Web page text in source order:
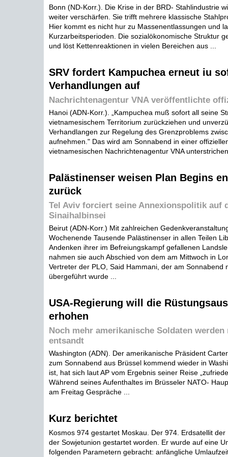
Bonn (ND-Korr.). Die Krise in der BRD- Stahlindustrie
weiter verschärfen. Sie trifft mehrere klassische
Hier kommt es nicht hur zu Massenentlassungen und
Kurzarbeitsperioden. Die sozialökonomische Struktur
und löst Kettenreaktionen in vielen Bereichen aus ...
SRV fordert Kampuchea erneut iu
Verhandlungen auf
Nachrichtenagentur VNA veröffentlichte
Hanoi (ADN-Korr.). „Kampuchea muß sofort all seine
vietnamesischem Territorium zurückziehen und
Verhandlangen zur Regelung des Grenzproblems
aufnehmen." Das wird am Sonnabend in einer
vietnamesischen Nachrichtenagentur VNA
Palästinenser weisen Plan Begins
zurück
Tel Aviv forciert seine Annexionspolitik auf
Sinaihalbinsei
Beirut (ADN-Korr.) Mit zahlreichen
Wochenende Tausende Palästinenser in allen Teilen
Andenken ihrer im Befreiungskampf gefallenen
nahmen sie auch Abschied von dem am Mittwoch in
Vertreter der PLO, Said Hammani, der am Sonnabend
übergeführt wurde ...
USA-Regierung will die
erhohen
Noch mehr amerikanische Soldaten werden
entsandt
Washington (ADN). Der amerikanische Präsident
zum Sonnabend aus Brüssel kommend wieder in
ist, hat sich laut AP vom Ergebnis seiner Reise
Während seines Aufenthaltes im Brüsseler NATO-
am Freitag Gespräche ...
Kurz berichtet
Kosmos 974 gestartet Moskau. Der 974. Erdsatellit der
der Sowjetunion gestartet worden. Er wurde auf eine
folgenden Parametern gebracht: anfängliche